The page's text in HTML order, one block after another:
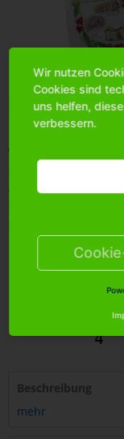
Bittemelden Sie
Produkt zu erhalten.
Artikel-Nr.:
4
Beschreibung
mehr
Wir nutzen
Cookies sind
uns helfen,
verbessern.